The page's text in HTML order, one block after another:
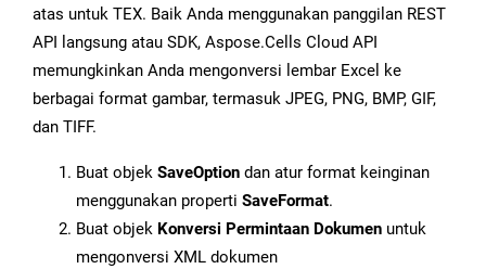
atas untuk TEX. Baik Anda menggunakan panggilan REST
API langsung atau SDK, Aspose.Cells Cloud API
memungkinkan Anda mengonversi lembar Excel ke
berbagai format gambar, termasuk JPEG, PNG, BMP, GIF,
dan TIFF.
Buat objek SaveOption dan atur format keinginan
menggunakan properti SaveFormat.
Buat objek Konversi Permintaan Dokumen untuk
mengonversi XML dokumen